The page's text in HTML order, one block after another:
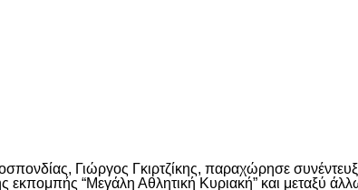
Γιώργος Γκιρτζίκης, παραχώρησε
εκπομπής “Μεγάλη Αθλητική Κυριακή” και μεταξύ